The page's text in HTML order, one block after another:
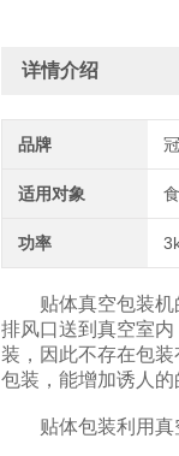
详情介绍
品牌
适用对象
功率
贴体真空包装机的
排风口送到真空室
装，因此不存在包
包装，能增加诱人
贴体包装利用真空